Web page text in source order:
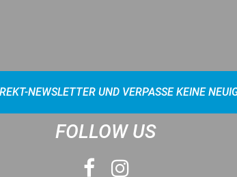
NEWSLETTER UND VERPASSE KEINE
FOLLOW US